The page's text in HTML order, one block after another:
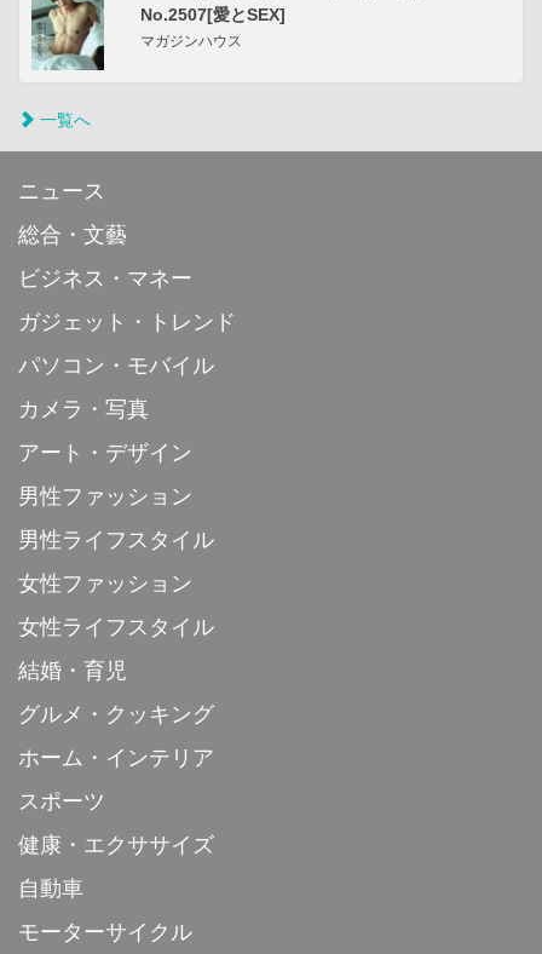
No.2507[愛とSEX]
マガジンハウス
一覧へ
ニュース
総合・文藝
ビジネス・マネー
ガジェット・トレンド
パソコン・モバイル
カメラ・写真
アート・デザイン
男性ファッション
男性ライフスタイル
女性ファッション
女性ライフスタイル
結婚・育児
グルメ・クッキング
ホーム・インテリア
スポーツ
健康・エクササイズ
自動車
モーターサイクル